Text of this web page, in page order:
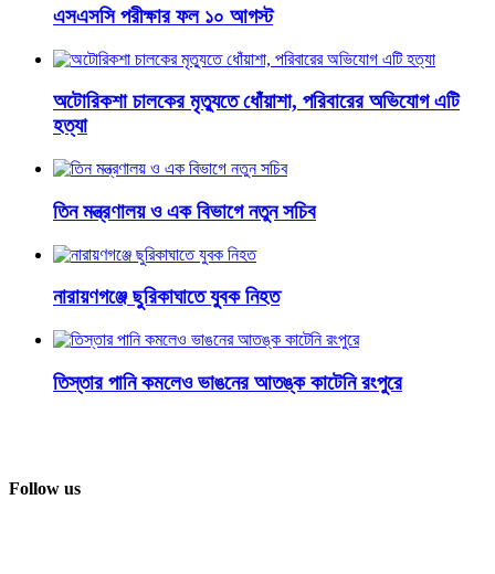
এসএসসি পরীক্ষার ফল ১০ আগস্ট
অটোরিকশা চালকের মৃত্যুতে ধোঁয়াশা, পরিবারের অভিযোগ এটি
হত্যা
তিন মন্ত্রণালয় ও এক বিভাগে নতুন সচিব
নারায়ণগঞ্জে ছুরিকাঘাতে যুবক নিহত
তিস্তার পানি কমলেও ভাঙনের আতঙ্ক কাটেনি রংপুরে
Follow us